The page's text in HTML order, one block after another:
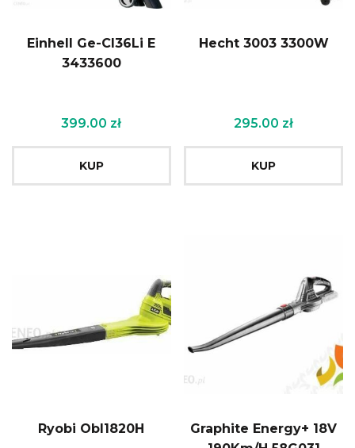
Einhell Ge-Cl36Li E
3433600
399.00 zł
KUP
Hecht 3003 3300W
295.00 zł
KUP
Ryobi Obl1820H
Graphite Energy+ 18V